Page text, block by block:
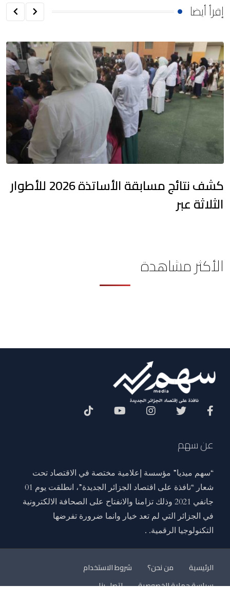
إقرأ أيضا
كشف نتائج مسابقة الأساتذة 2026 للأطوار
الثلاثة عبر
الأكثر مشاهدة
عن سهم
“سهم ميديا” مؤسسة إعلامية مختصة في الاقتصاد تحت
شعار “نافذة على اقتصاد الجزائر الجديدة”، انطلقت يوم 01
جانفي 2021 وذلك تزامنا والانفتاح على الصحافة الالكترونية
في الجزائر التي لم تعد خيار وانما ضرورة تفرضها
التكنولوجيا الرقمية. .
الرئيسية من نحن؟
شروط الاستخدام
سياسة حماية الخصوصية
اتصل بنا